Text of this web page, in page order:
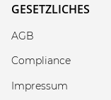
GESETZLICHES
AGB
Compliance
Impressum